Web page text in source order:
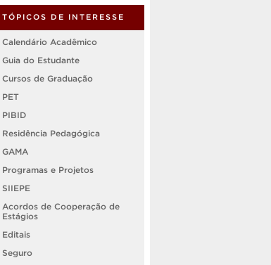
TÓPICOS DE INTERESSE
Calendário Acadêmico
Guia do Estudante
Cursos de Graduação
PET
PIBID
Residência Pedagógica
GAMA
Programas e Projetos
SIIEPE
Acordos de Cooperação de
Estágios
Editais
Seguro